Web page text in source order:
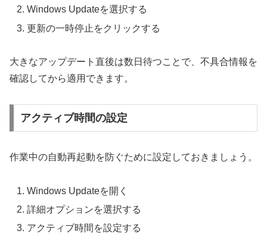
Windows Updateを選択する
更新の一時停止をクリックする
大きなアップデート直後は数日待つことで、不具合情報を
確認してから適用できます。
アクティブ時間の設定
作業中の自動再起動を防ぐために設定しておきましょう。
Windows Updateを開く
詳細オプションを選択する
アクティブ時間を設定する